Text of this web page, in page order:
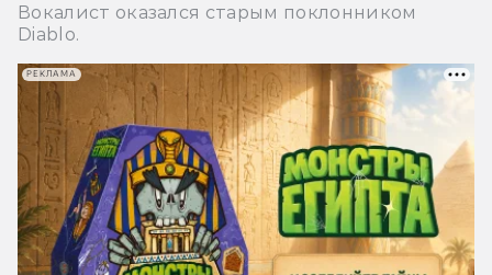
Вокалист оказался старым поклонником
Diablo.
РЕКЛАМА